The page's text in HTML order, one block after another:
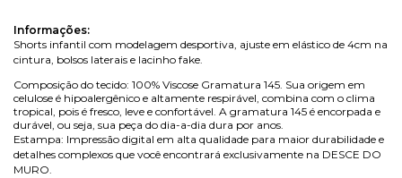
Informações:
Shorts infantil com modelagem desportiva, ajuste em elástico de 4cm na
cintura, bolsos laterais e lacinho fake.
Composição do tecido: 100% Viscose Gramatura 145. Sua origem em
celulose é hipoalergênico e altamente respirável, combina com o clima
tropical, pois é fresco, leve e confortável. A gramatura 145 é encorpada e
durável, ou seja, sua peça do dia-a-dia dura por anos.
Estampa: Impressão digital em alta qualidade para maior durabilidade e
detalhes complexos que você encontrará exclusivamente na DESCE DO
MURO.